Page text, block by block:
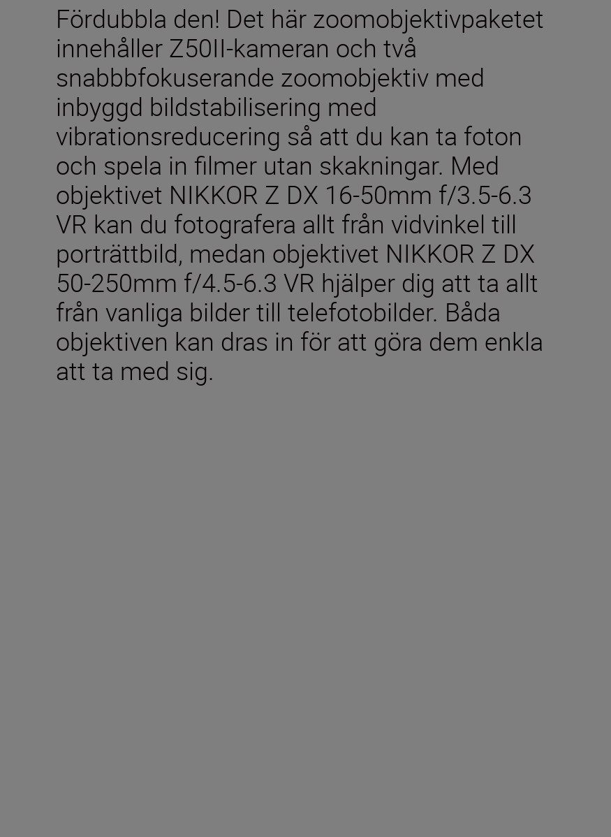
Fördubbla den! Det här zoomobjektivpaketet
innehåller Z50II-kameran och två
snabbbfokuserande zoomobjektiv med
inbyggd bildstabilisering med
vibrationsreducering så att du kan ta foton
och spela in filmer utan skakningar. Med
objektivet NIKKOR Z DX 16-50mm f/3.5-6.3
VR kan du fotografera allt från vidvinkel till
porträttbild, medan objektivet NIKKOR Z DX
50-250mm f/4.5-6.3 VR hjälper dig att ta allt
från vanliga bilder till telefotobilder. Båda
objektiven kan dras in för att göra dem enkla
att ta med sig.